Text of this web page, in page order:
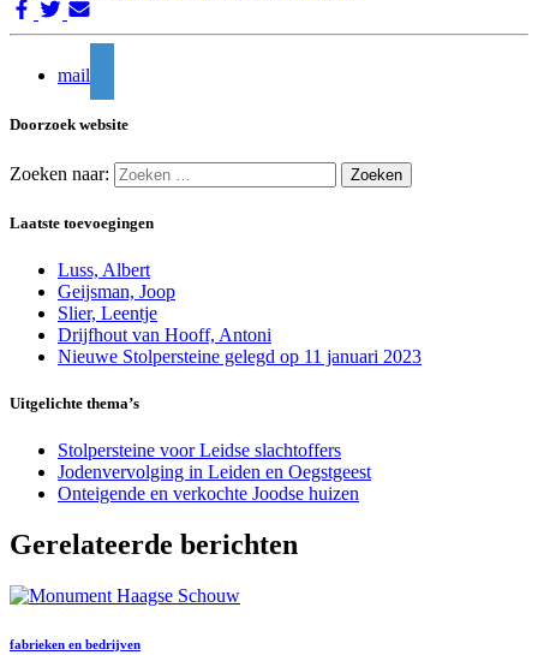
mail
Doorzoek website
Zoeken naar:
Laatste toevoegingen
Luss, Albert
Geijsman, Joop
Slier, Leentje
Drijfhout van Hooff, Antoni
Nieuwe Stolpersteine gelegd op 11 januari 2023
Uitgelichte thema’s
Stolpersteine voor Leidse slachtoffers
Jodenvervolging in Leiden en Oegstgeest
Onteigende en verkochte Joodse huizen
Gerelateerde berichten
fabrieken en bedrijven